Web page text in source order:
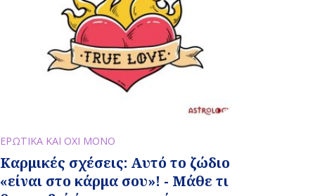
ΕΡΩΤΙΚΑ ΚΑΙ ΟΧΙ ΜΟΝΟ
Καρμικές σχέσεις: Αυτό το ζώδιο
«είναι στο κάρμα σου»! - Μάθε τι